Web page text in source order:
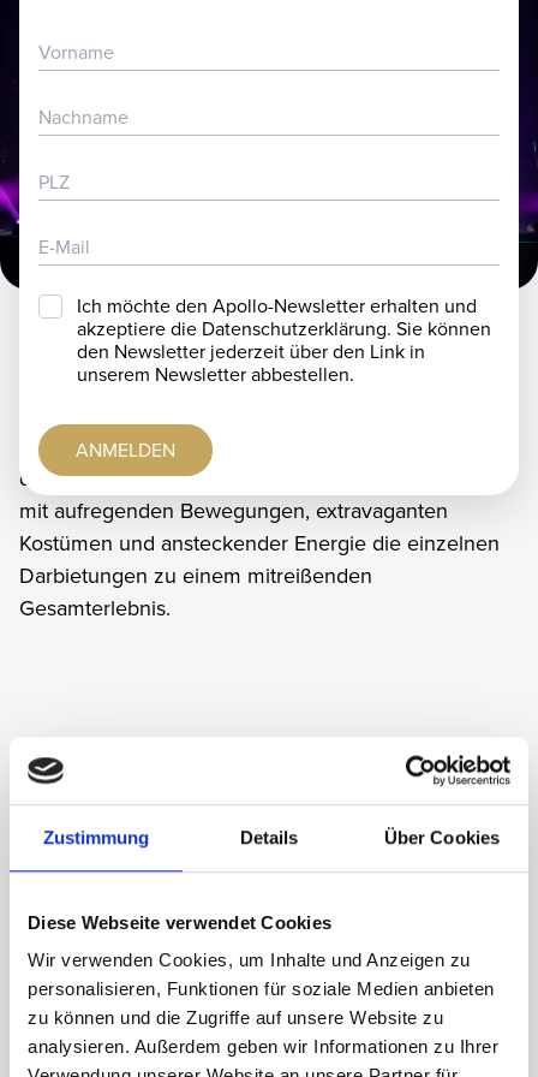
Zustimmung Details Über Cookies
Diese Webseite verwendet Cookies
Wir verwenden Cookies, um Inhalte und Anzeigen zu
personalisieren, Funktionen für soziale Medien anbieten
zu können und die Zugriffe auf unsere Website zu
analysieren. Außerdem geben wir Informationen zu Ihrer
PARTNER & SPONSOREN
TICKETS
The Apollo Dancers
Dancers! Choreografiert von Renée Boyle verbinden
die vier Tänzerinnen Bam, Heidi, Verity und Paloma
mit aufregenden Bewegungen, extravaganten
Kostümen und ansteckender Energie die einzelnen
Darbietungen zu einem mitreißenden
Gesamterlebnis.
Ich möchte den Apollo-Newsletter erhalten und
akzeptiere die Datenschutzerklärung. Sie können
den Newsletter jederzeit über den Link in
unserem Newsletter abbestellen.
ANMELDEN